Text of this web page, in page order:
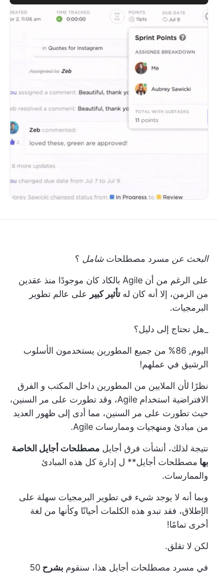
البحث عن مسرد مصطلحات شامل ؟
على الرغم من أن Agile بالكاد كان موجودًا منذ عقدين
من الزمن، إلا أنه كان لهتأثير كبير على عالم تطوير
البرمجيات.
_هل تحتاج إلى دليل؟
اليوم, 86% من جميع المطورين
يستخدمون الأسلوب
الرشيق في عملهم!
نظرًا لأن الملايين من المطورين داخل المكتب و الفرق
الافتراضية
استخدام Agile، وقد تطورت على مر السنين،
حيث تطورت على مر السنين، مما أدى إلى ظهور العديد
من مبادئ ومنهجيات وممارسات Agile.
نتيجة لذلك، أنشأت فرق أجايل مصطلحات أجايل الخاصة
بها مصطلحات أجايل** ل إدارة كل هذه المبادئ
والممارسات.
وبما أنه لا يوجد شيء في تطوير البرمجيات سهلة على
الإطلاق، فقد تبدو هذه الكلمات أحيانًا وكأنها من لغة
أخرى تمامًا!
لكن لا تقلق.
في مسرد مصطلحات أجايل هذا، سنقوم بشرح 50